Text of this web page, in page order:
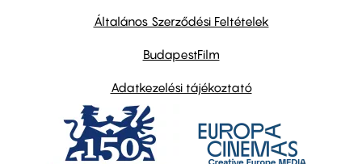
Általános Szerződési Feltételek
BudapestFilm
Adatkezelési tájékoztató